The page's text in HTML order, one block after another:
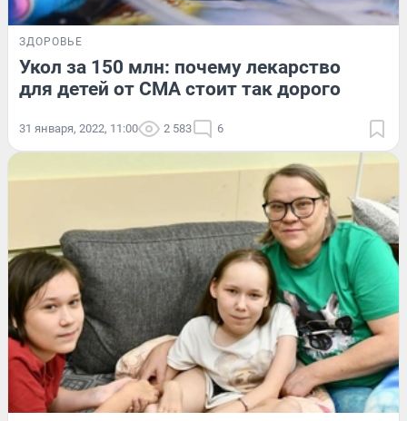
ЗДОРОВЬЕ
Укол за 150 млн: почему лекарство
для детей от СМА стоит так дорого
31 января, 2022, 11:00 2 583 6